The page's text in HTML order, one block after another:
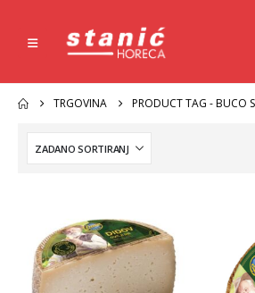
TRGOVINA PRODUCT TAG -BUCO